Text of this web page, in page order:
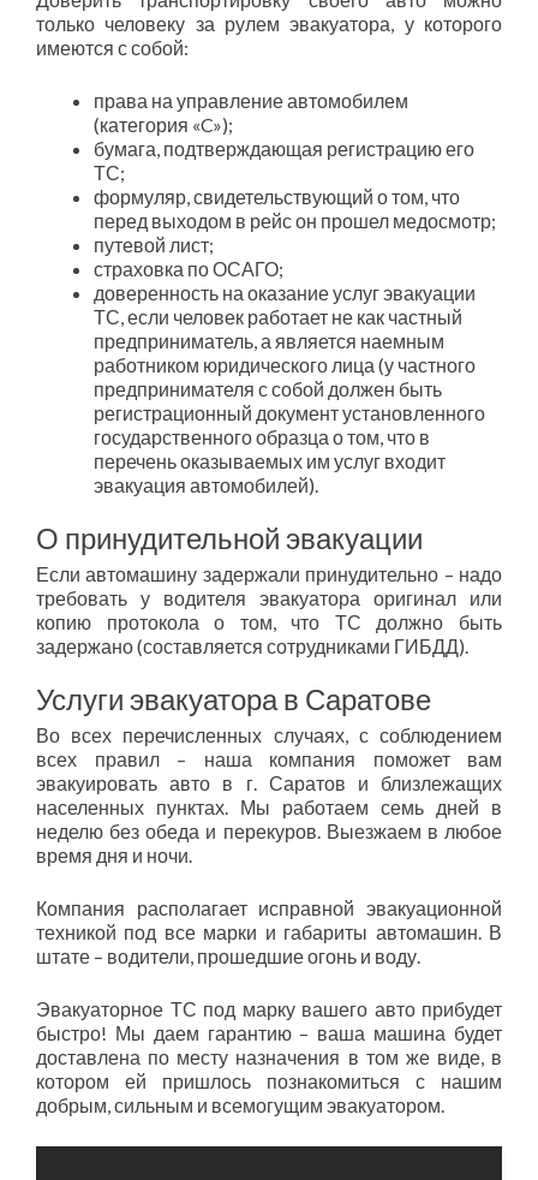
только человеку за рулем эвакуатора, у которого
имеются с собой:
права на управление автомобилем
(категория «C»);
бумага, подтверждающая регистрацию его
ТС;
формуляр, свидетельствующий о том, что
перед выходом в рейс он прошел медосмотр;
путевой лист;
страховка по ОСАГО;
доверенность на оказание услуг эвакуации
ТС, если человек работает не как частный
предприниматель, а является наемным
работником юридического лица (у частного
предпринимателя с собой должен быть
регистрационный документ установленного
государственного образца о том, что в
перечень оказываемых им услуг входит
эвакуация автомобилей).
О принудительной эвакуации
Если автомашину задержали принудительно – надо
требовать у водителя эвакуатора оригинал или
копию протокола о том, что ТС должно быть
задержано (составляется сотрудниками ГИБДД).
Услуги эвакуатора в Саратове
Во всех перечисленных случаях, с соблюдением
всех правил – наша компания поможет вам
эвакуировать авто в г. Саратов и близлежащих
населенных пунктах. Мы работаем семь дней в
неделю без обеда и перекуров. Выезжаем в любое
время дня и ночи.
Компания располагает исправной эвакуационной
техникой под все марки и габариты автомашин. В
штате – водители, прошедшие огонь и воду.
Эвакуаторное ТС под марку вашего авто прибудет
быстро! Мы даем гарантию – ваша машина будет
доставлена по месту назначения в том же виде, в
котором ей пришлось познакомиться с нашим
добрым, сильным и всемогущим эвакуатором.